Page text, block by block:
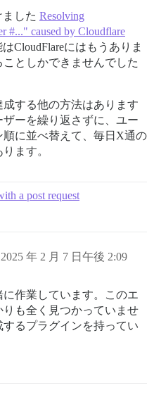
ました Resolving
#..." caused by Cloudflare
CloudFlareにはもうありま
としかできませんでした
する他の方法はあります
ーを繰り返さずに、ユー
に並べ替えて、毎日X通の
ます。
a post request
2025 年 2 月 7 日午後 2:09
に作業しています。このエ
も全く見つかっていませ
るプラグインを持ってい